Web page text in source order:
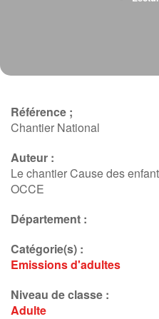
Référence ;
Chantier National
Auteur :
Le chantier Cause des
OCCE
Département :
Catégorie(s) :
Emissions d'adultes
Niveau de classe :
Adulte